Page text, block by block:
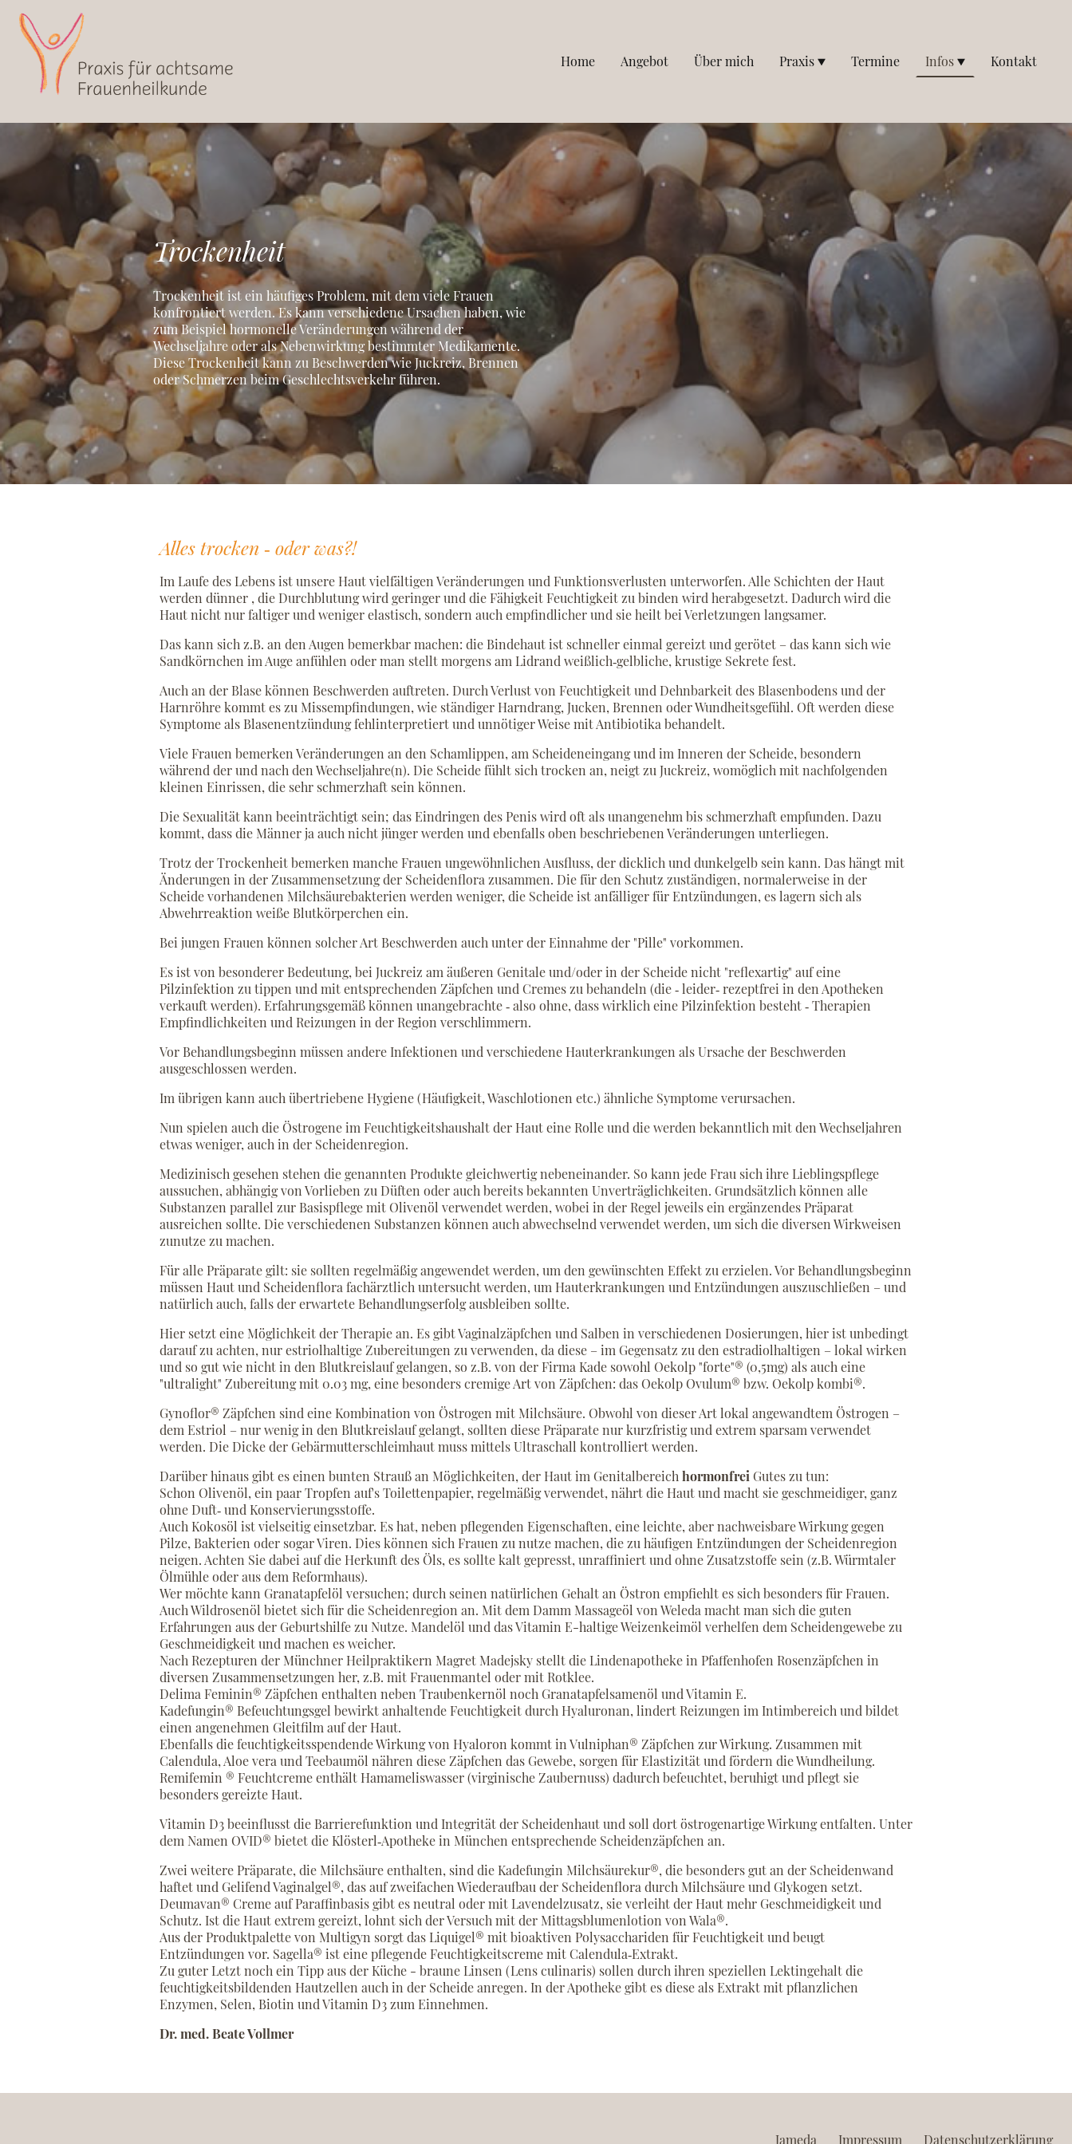
Home Angebot Über mich Praxis Termine Infos Kontakt
Trockenheit
Trockenheit ist ein häufiges Problem, mit dem viele Frauen
konfrontiert werden. Es kann verschiedene Ursachen haben, wie
zum Beispiel hormonelle Veränderungen während der
Wechseljahre oder als Nebenwirkung bestimmter Medikamente.
Diese Trockenheit kann zu Beschwerden wie Juckreiz, Brennen
oder Schmerzen beim Geschlechtsverkehr führen.
Alles trocken ‐ oder was?!
Im Laufe des Lebens ist unsere Haut vielfältigen Veränderungen und Funktionsverlusten unterworfen. Alle Schichten der Haut
werden dünner , die Durchblutung wird geringer und die Fähigkeit Feuchtigkeit zu binden wird herabgesetzt. Dadurch wird die
Haut nicht nur faltiger und weniger elastisch, sondern auch empfindlicher und sie heilt bei Verletzungen langsamer.
Das kann sich z.B. an den Augen bemerkbar machen: die Bindehaut ist schneller einmal gereizt und gerötet – das kann sich wie
Sandkörnchen im Auge anfühlen oder man stellt morgens am Lidrand weißlich‐gelbliche, krustige Sekrete fest.
Auch an der Blase können Beschwerden auftreten. Durch Verlust von Feuchtigkeit und Dehnbarkeit des Blasenbodens und der
Harnröhre kommt es zu Missempfindungen, wie ständiger Harndrang, Jucken, Brennen oder Wundheitsgefühl. Oft werden diese
Symptome als Blasenentzündung fehlinterpretiert und unnötiger Weise mit Antibiotika behandelt.
Viele Frauen bemerken Veränderungen an den Schamlippen, am Scheideneingang und im Inneren der Scheide, besondern
während der und nach den Wechseljahre(n). Die Scheide fühlt sich trocken an, neigt zu Juckreiz, womöglich mit nachfolgenden
kleinen Einrissen, die sehr schmerzhaft sein können.
Die Sexualität kann beeinträchtigt sein; das Eindringen des Penis wird oft als unangenehm bis schmerzhaft empfunden. Dazu
kommt, dass die Männer ja auch nicht jünger werden und ebenfalls oben beschriebenen Veränderungen unterliegen.
Trotz der Trockenheit bemerken manche Frauen ungewöhnlichen Ausfluss, der dicklich und dunkelgelb sein kann. Das hängt mit
Änderungen in der Zusammensetzung der Scheidenflora zusammen. Die für den Schutz zuständigen, normalerweise in der
Scheide vorhandenen Milchsäurebakterien werden weniger, die Scheide ist anfälliger für Entzündungen, es lagern sich als
Abwehrreaktion weiße Blutkörperchen ein.
Bei jungen Frauen können solcher Art Beschwerden auch unter der Einnahme der "Pille" vorkommen.
Es ist von besonderer Bedeutung, bei Juckreiz am äußeren Genitale und/oder in der Scheide nicht "reflexartig" auf eine
Pilzinfektion zu tippen und mit entsprechenden Zäpfchen und Cremes zu behandeln (die ‐ leider‐ rezeptfrei in den Apotheken
verkauft werden). Erfahrungsgemäß können unangebrachte ‐ also ohne, dass wirklich eine Pilzinfektion besteht ‐ Therapien
Empfindlichkeiten und Reizungen in der Region verschlimmern.
Vor Behandlungsbeginn müssen andere Infektionen und verschiedene Hauterkrankungen als Ursache der Beschwerden
ausgeschlossen werden.
Im übrigen kann auch übertriebene Hygiene (Häufigkeit, Waschlotionen etc.) ähnliche Symptome verursachen.
Nun spielen auch die Östrogene im Feuchtigkeitshaushalt der Haut eine Rolle und die werden bekanntlich mit den Wechseljahren
etwas weniger, auch in der Scheidenregion.
Medizinisch gesehen stehen die genannten Produkte gleichwertig nebeneinander. So kann jede Frau sich ihre Lieblingspflege
aussuchen, abhängig von Vorlieben zu Düften oder auch bereits bekannten Unverträglichkeiten. Grundsätzlich können alle
Substanzen parallel zur Basispflege mit Olivenöl verwendet werden, wobei in der Regel jeweils ein ergänzendes Präparat
ausreichen sollte. Die verschiedenen Substanzen können auch abwechselnd verwendet werden, um sich die diversen Wirkweisen
zunutze zu machen.
Für alle Präparate gilt: sie sollten regelmäßig angewendet werden, um den gewünschten Effekt zu erzielen. Vor Behandlungsbeginn
müssen Haut und Scheidenflora fachärztlich untersucht werden, um Hauterkrankungen und Entzündungen auszuschließen – und
natürlich auch, falls der erwartete Behandlungserfolg ausbleiben sollte.
Hier setzt eine Möglichkeit der Therapie an. Es gibt Vaginalzäpfchen und Salben in verschiedenen Dosierungen, hier ist unbedingt
darauf zu achten, nur estriolhaltige Zubereitungen zu verwenden, da diese – im Gegensatz zu den estradiolhaltigen – lokal wirken
und so gut wie nicht in den Blutkreislauf gelangen, so z.B. von der Firma Kade sowohl Oekolp "forte"® (0,5mg) als auch eine
"ultralight" Zubereitung mit 0.03 mg, eine besonders cremige Art von Zäpfchen: das Oekolp Ovulum® bzw. Oekolp kombi®.
Gynoflor® Zäpfchen sind eine Kombination von Östrogen mit Milchsäure. Obwohl von dieser Art lokal angewandtem Östrogen –
dem Estriol – nur wenig in den Blutkreislauf gelangt, sollten diese Präparate nur kurzfristig und extrem sparsam verwendet
werden. Die Dicke der Gebärmutterschleimhaut muss mittels Ultraschall kontrolliert werden.
Darüber hinaus gibt es einen bunten Strauß an Möglichkeiten, der Haut im Genitalbereich hormonfrei Gutes zu tun:
Schon Olivenöl, ein paar Tropfen auf's Toilettenpapier, regelmäßig verwendet, nährt die Haut und macht sie geschmeidiger, ganz
ohne Duft‐ und Konservierungsstoffe.
Auch Kokosöl ist vielseitig einsetzbar. Es hat, neben pflegenden Eigenschaften, eine leichte, aber nachweisbare Wirkung gegen
Pilze, Bakterien oder sogar Viren. Dies können sich Frauen zu nutze machen, die zu häufigen Entzündungen der Scheidenregion
neigen. Achten Sie dabei auf die Herkunft des Öls, es sollte kalt gepresst, unraffiniert und ohne Zusatzstoffe sein (z.B. Würmtaler
Ölmühle oder aus dem Reformhaus).
Wer möchte kann Granatapfelöl versuchen; durch seinen natürlichen Gehalt an Östron empfiehlt es sich besonders für Frauen.
Auch Wildrosenöl bietet sich für die Scheidenregion an. Mit dem Damm Massageöl von Weleda macht man sich die guten
Erfahrungen aus der Geburtshilfe zu Nutze. Mandelöl und das Vitamin E-haltige Weizenkeimöl verhelfen dem Scheidengewebe zu
Geschmeidigkeit und machen es weicher.
Nach Rezepturen der Münchner Heilpraktikern Magret Madejsky stellt die Lindenapotheke in Pfaffenhofen Rosenzäpfchen in
diversen Zusammensetzungen her, z.B. mit Frauenmantel oder mit Rotklee.
Delima Feminin® Zäpfchen enthalten neben Traubenkernöl noch Granatapfelsamenöl und Vitamin E.
Kadefungin® Befeuchtungsgel bewirkt anhaltende Feuchtigkeit durch Hyaluronan, lindert Reizungen im Intimbereich und bildet
einen angenehmen Gleitfilm auf der Haut.
Ebenfalls die feuchtigkeitsspendende Wirkung von Hyaloron kommt in Vulniphan® Zäpfchen zur Wirkung. Zusammen mit
Calendula, Aloe vera und Teebaumöl nähren diese Zäpfchen das Gewebe, sorgen für Elastizität und fördern die Wundheilung.
Remifemin ® Feuchtcreme enthält Hamameliswasser (virginische Zaubernuss) dadurch befeuchtet, beruhigt und pflegt sie
besonders gereizte Haut.
Vitamin D3 beeinflusst die Barrierefunktion und Integrität der Scheidenhaut und soll dort östrogenartige Wirkung entfalten. Unter
dem Namen OVID® bietet die Klösterl‐Apotheke in München entsprechende Scheidenzäpfchen an.
Zwei weitere Präparate, die Milchsäure enthalten, sind die Kadefungin Milchsäurekur®, die besonders gut an der Scheidenwand
haftet und Gelifend Vaginalgel®, das auf zweifachen Wiederaufbau der Scheidenflora durch Milchsäure und Glykogen setzt.
Deumavan® Creme auf Paraffinbasis gibt es neutral oder mit Lavendelzusatz, sie verleiht der Haut mehr Geschmeidigkeit und
Schutz. Ist die Haut extrem gereizt, lohnt sich der Versuch mit der Mittagsblumenlotion von Wala®.
Aus der Produktpalette von Multigyn sorgt das Liquigel® mit bioaktiven Polysacchariden für Feuchtigkeit und beugt
Entzündungen vor. Sagella® ist eine pflegende Feuchtigkeitscreme mit Calendula‐Extrakt.
Zu guter Letzt noch ein Tipp aus der Küche - braune Linsen (Lens culinaris) sollen durch ihren speziellen Lektingehalt die
feuchtigkeitsbildenden Hautzellen auch in der Scheide anregen. In der Apotheke gibt es diese als Extrakt mit pflanzlichen
Enzymen, Selen, Biotin und Vitamin D3 zum Einnehmen.
Dr. med. Beate Vollmer
Jameda Impressum Datenschutzerklärung